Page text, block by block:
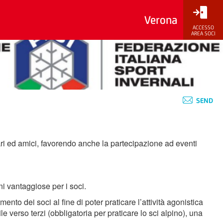
Verona
ACCESSO
AREA SOCI
SEND
ed amici, favorendo anche la partecipazione ad eventi
vantaggiose per i soci.
dei soci al fine di poter praticare l’attività agonistica
verso terzi (obbligatoria per praticare lo sci alpino), una